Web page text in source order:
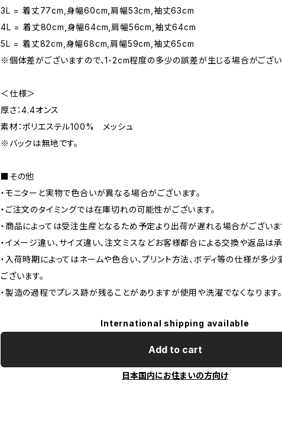
3L = 着丈77cm,身幅60cm,肩幅53cm,袖丈63cm
4L = 着丈80cm,身幅64cm,肩幅56cm,袖丈64cm
5L = 着丈82cm,身幅68cm,肩幅59cm,袖丈65cm
※個体差がございますので、1-2cm程度の多少の誤差が生じる場合がござい
＜仕様＞
厚さ：4.4オンス
素材：ポリエステル100% メッシュ
※バックは無地です。
■その他
・モニターと実物で色合いが異なる場合がございます。
・ご注文のタイミングでは在庫切れの可能性がございます。
・商品によっては受注生産となるため予定より出荷が遅れる場合がございま
・イメージ違い、サイズ違い、注文ミスなどお客様都合による交換や返品は承
・入荷時期によってはネームや色合い、プリント方法、ボディ等の仕様が多
ございます。
・製造の過程でプレス跡が残ることがありますが使用や洗濯でなくなります。
International shipping available
Add to cart
日本国内にお住まいの方向け